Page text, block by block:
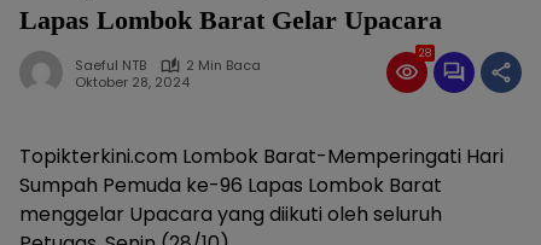
Lapas Lombok Barat Gelar Upacara
Saeful NTB
2 Min Baca
Oktober 28, 2024
28
Topikterkini.com Lombok Barat-Memperingati Hari
Sumpah Pemuda ke-96 Lapas Lombok Barat
menggelar Upacara yang diikuti oleh seluruh